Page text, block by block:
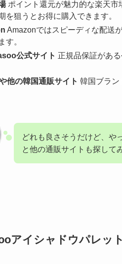
ポイント還元が魅力的な楽天市
を狙うとお得に購入できます。
Amazonではスピーディな配送
す。
公式サイト 正規品保証があ
他の韓国通販サイト 韓国ブラン
どれも良さそうだけど、や
と他の通販サイトも探して
アイシャドウパレッ